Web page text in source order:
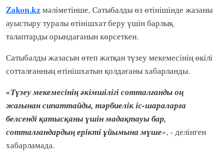
Zakon.kzмәліметінше, Сатыбалды өз өтінішінде жазаны
ауыстыру туралы өтінішхат беру үшін барлық
талаптарды орындағанын көрсеткен.
Сатыбалды жазасын өтеп жатқан түзеу мекемесінің өкілі
сотталғанның өтінішхатын қолдағаны хабарланды.
«Түзеу мекемесінің әкімшілігі сотталғанды оң
жағынан сипаттайды, тәрбиелік іс-шараларға
белсенді қатысқаны үшін мадақтауы бар,
сотталғандардың ерікті ұйымына мүше», - делінген
хабарламада.